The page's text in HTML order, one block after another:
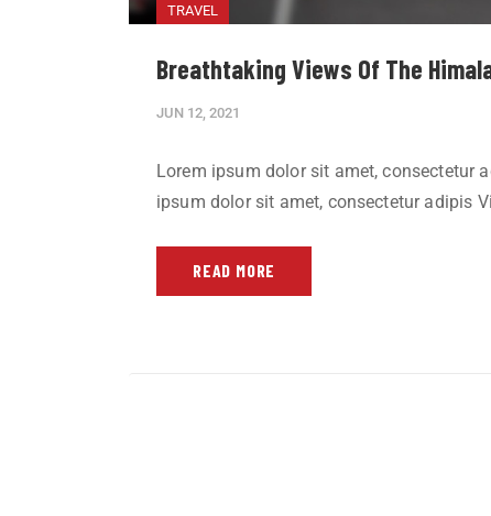
TRAVEL
Breathtaking Views Of The
JUN 12, 2021
Lorem ipsum dolor sit amet, consectetur
ipsum dolor sit amet, consectetur adipis
READ MORE